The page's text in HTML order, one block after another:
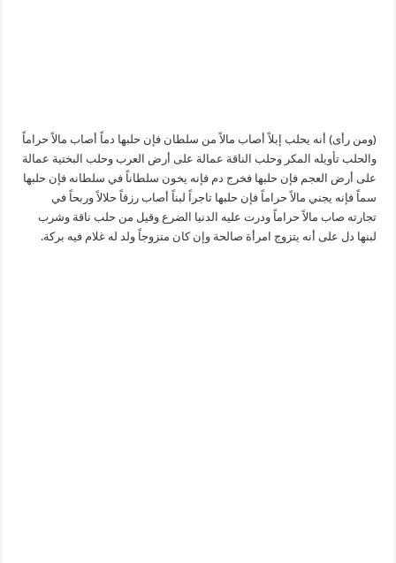
(ومن رأى) أنه يحلب إبلاً أصاب مالاً من سلطان فإن حلبها دماً أصاب مالاً حراماً
والحلب تأويله المكر وحلب الناقة عمالة على أرض العرب وحلب البختية عمالة
على أرض العجم فإن حلبها فخرج دم فإنه يخون سلطاناً في سلطانه فإن حلبها
سماً فإنه يجني مالاً حراماً فإن حلبها تاجراً لبناً أصاب رزقاً حلالاً وربحاً في
تجارته صاب مالاً حراماً ودرت عليه الدنيا الضرع وقيل من حلب ناقة وشرب
لبنها دل على أنه يتزوج امرأة صالحة وإن كان متزوجاً ولد له غلام فيه بركة.